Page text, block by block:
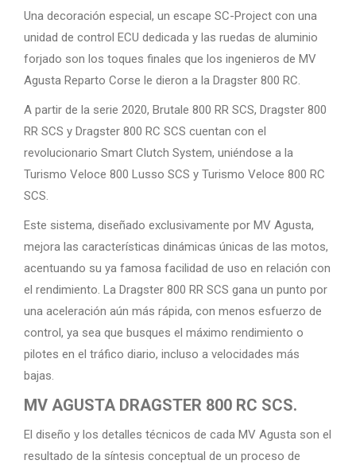
Una decoración especial, un escape SC-Project con una
unidad de control ECU dedicada y las ruedas de aluminio
forjado son los toques finales que los ingenieros de MV
Agusta Reparto Corse le dieron a la Dragster 800 RC.
A partir de la serie 2020, Brutale 800 RR SCS, Dragster 800
RR SCS y Dragster 800 RC SCS cuentan con el
revolucionario Smart Clutch System, uniéndose a la
Turismo Veloce 800 Lusso SCS y Turismo Veloce 800 RC
SCS.
Este sistema, diseñado exclusivamente por MV Agusta,
mejora las características dinámicas únicas de las motos,
acentuando su ya famosa facilidad de uso en relación con
el rendimiento. La Dragster 800 RR SCS gana un punto por
una aceleración aún más rápida, con menos esfuerzo de
control, ya sea que busques el máximo rendimiento o
pilotes en el tráfico diario, incluso a velocidades más
bajas.
MV AGUSTA DRAGSTER 800 RC SCS.
El diseño y los detalles técnicos de cada MV Agusta son el
resultado de la síntesis conceptual de un proceso de